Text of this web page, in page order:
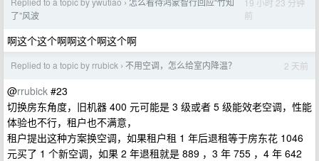
›
了”风波
前
啊这个这个啊啊这个啊这个啊
Replied to a topic by rrubick › 不用空调，怎么给室内降温？ 2 天前
@rrubick #23
切换房东角度，旧机器 400 元可能是 3 级或者 5 级能效老空调，性能
体验也不行，租户也不满意，
租户提出这种方案换空调，如果租户租 1 年后退租等于房东花 1046
元买了 1 个新空调，如果 2 年退租就是 889 ，3 年 755 ，4 年 642